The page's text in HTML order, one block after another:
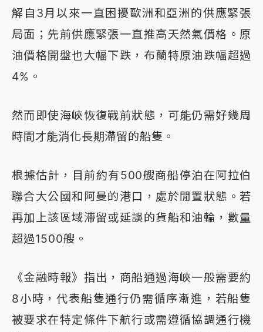
解自3月以來一直困擾歐洲和亞洲的供應緊張
局面；先前供應緊張一直推高天然氣價格。原
油價格開盤也大幅下跌，布蘭特原油跌幅超過
4%。
然而即使海峽恢復戰前狀態，可能仍需好幾周
時間才能消化長期滯留的船隻。
根據估計，目前約有500艘商船停泊在阿拉伯
聯合大公國和阿曼的港口，處於閒置狀態。若
再加上該區域滯留或延誤的貨船和油輪，數量
超過1500艘。
《金融時報》指出，商船通過海峽一般需要約
8小時，代表船隻通行仍需循序漸進，若船隻
被要求在特定條件下航行或需遵循協調通行機